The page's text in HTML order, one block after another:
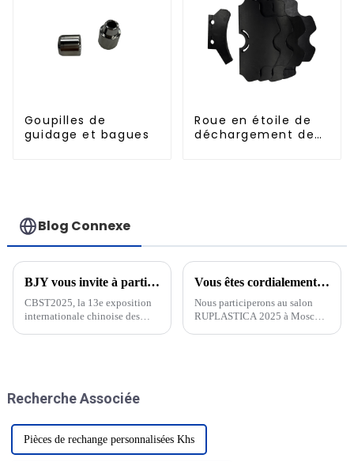
Goupilles de
guidage et bagues
Roue en étoile de
déchargement de
Blog Connexe
BJY vous invite à participer au 13e Salon international des technologies de l'industrie des boissons de Chine CBST2025 !
CBST2025, la 13e exposition
internationale chinoise des
de tous les horizons se sont
Vous êtes cordialement invité à assister à RUPLASTICA à Moscou, Russie, du 21 au 24 janvier 2025 !
Nous participerons au salon
RUPLASTICA 2025 à Moscou,
Recherche Associée
Pièces de rechange personnalisées Khs